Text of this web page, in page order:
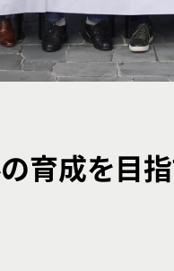
育成を目指